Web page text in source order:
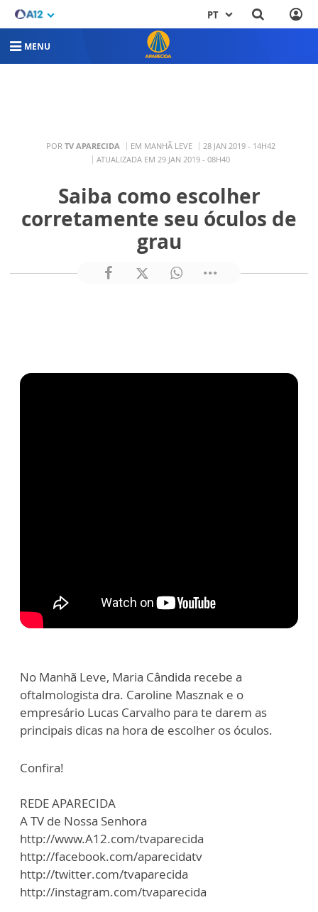
PT
MENU
POR TV APARECIDA EM MANHÃ LEVE
28 JAN 2019 - 14H42
ATUALIZADA EM 29 JAN 2019 - 08H40
Saiba como escolher
corretamente seu óculos de
grau
No Manhã Leve, Maria Cândida recebe a
oftalmologista dra. Caroline Masznak e o
empresário Lucas Carvalho para te darem as
principais dicas na hora de escolher os óculos.
Confira!
REDE APARECIDA
A TV de Nossa Senhora
http://www.A12.com/tvaparecida
http://facebook.com/aparecidatv
http://twitter.com/tvaparecida
http://instagram.com/tvaparecida